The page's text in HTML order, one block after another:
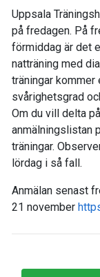
Uppsala
på fredagen. På
förmiddag är det
natträning med
träningar kommer
svårighetsgrad
Om du vill delta
anmälningslistan
träningar.
lördag i så fall.
Anmälan senast
21 november